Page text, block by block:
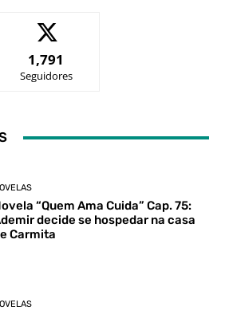
1,791
Seguidores
“Quem Ama Cuida” Cap. 75:
decide se hospedar na casa
Carmita